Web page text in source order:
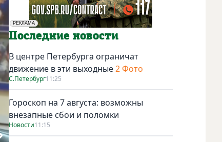
РЕКЛАМА
Социальная реклама
Последние новости
В центре Петербурга ограничат
движение в эти выходные2 Фото
С.Петербург11:25
Гороскоп на 7 августа: возможны
внезапные сбои и поломки
Новости11:15